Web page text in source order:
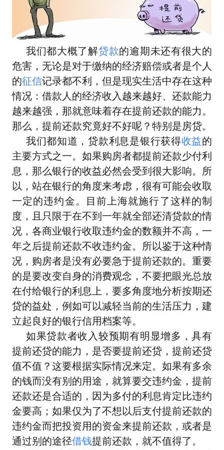
我们都大概了解贷款的逾期未还有很大的
危害，无论是对于缴纳的经济赔偿或者是个人
的征信记录都不利，但是现实生活中存在这种
情况：借款人的经济收入越来越好、还款能力
越来越强，那就意味着存在提前还款的能力。
那么，提前还款究竟好不好呢？特别是房贷。
我们都知道，贷款利息是银行获得收益的
主要方式之一。如果购房者都提前还款少付利
息，那么银行的收益必然会受到很大影响。所
以，站在银行的角度来考虑，很有可能会收取
一定的违约金。目前上海就施行了这样的制
度，且只限于在不到一年就全部还清贷款的情
况，各商业银行收取违约金的数额并不高，一
年之后提前还款不收违约金。所以鉴于这种情
况，购房者是没有必要急于提前还款的。重要
的是要改变自身的消费观念，不要把眼光总放
在付给银行的利息上，要多角度地分析按期还
贷的益处，例如可以减轻当前的生活压力，建
立起良好的银行信用档案等。
如果贷款者收入较预期有明显增多，具有
提前还贷的能力，是否要提前还贷，提前还贷
值不值？这要根据实际情况来定。如果有多余
的钱而没有别的用途，就算要交违约金，提前
还款还是合适的，因为多付的利息肯定比违约
金要高；如果仅为了不想以后支付提前还款的
违约金而把投资用的资金来提前还款，或者是
通过别的途径借钱提前还款，就不值得了。